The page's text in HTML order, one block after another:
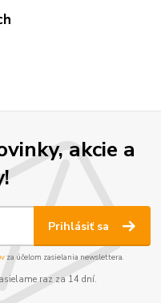
akcie a
Prihlásiť sa
za účelom zasielania newslettera.
raz za 14 dní.